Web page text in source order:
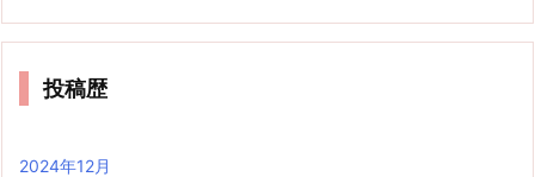
投稿歴
2024年12月